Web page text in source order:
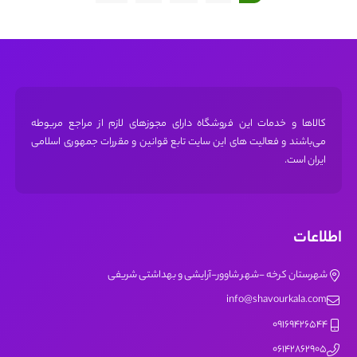
کالاها و خدمات این فروشگاه دارای مجوز‌های لازم از مراجع مربوطه
می‌باشند و فعالیت های این سایت تابع قوانین و مقررات جمهوری اسلامی
ایران است.
اطلاعات
شهرستان کرخه -شهر شاوور-آرایشی و بهداشتی شریفی
info@shavourkala.com
09169426544
06142862905